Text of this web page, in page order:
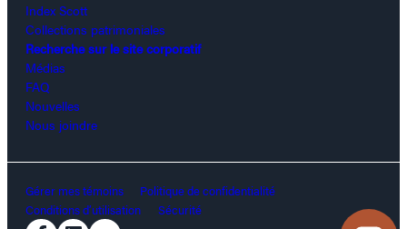
Index Scott
Collections patrimoniales
Recherche sur le site corporatif
Médias
FAQ
Nouvelles
Nous joindre
Gérer mes témoins
Politique de confidentialité
Conditions d’utilisation
Sécurité